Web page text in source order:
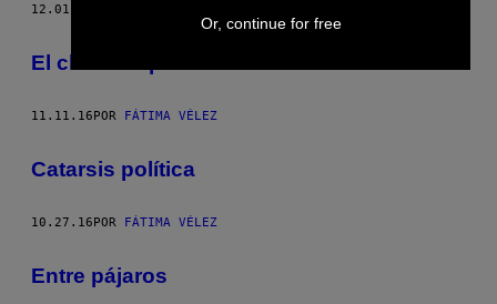
12.01.16
El chiste espectral
11.11.16POR FÁTIMA VÉLEZ
Catarsis política
10.27.16POR FÁTIMA VÉLEZ
Entre pájaros
Or, continue for free